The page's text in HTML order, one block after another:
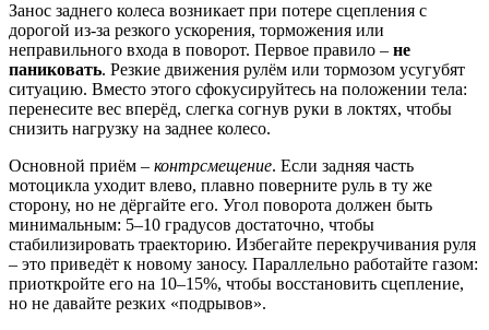
Занос заднего колеса возникает при потере сцепления с
дорогой из-за резкого ускорения, торможения или
неправильного входа в поворот. Первое правило – не
паниковать. Резкие движения рулём или тормозом усугубят
ситуацию. Вместо этого сфокусируйтесь на положении тела:
перенесите вес вперёд, слегка согнув руки в локтях, чтобы
снизить нагрузку на заднее колесо.
Основной приём – контрсмещение. Если задняя часть
мотоцикла уходит влево, плавно поверните руль в ту же
сторону, но не дёргайте его. Угол поворота должен быть
минимальным: 5–10 градусов достаточно, чтобы
стабилизировать траекторию. Избегайте перекручивания руля
– это приведёт к новому заносу. Параллельно работайте газом:
приоткройте его на 10–15%, чтобы восстановить сцепление,
но не давайте резких «подрывов».